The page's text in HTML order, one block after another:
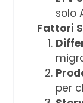
solo
Fattori
per